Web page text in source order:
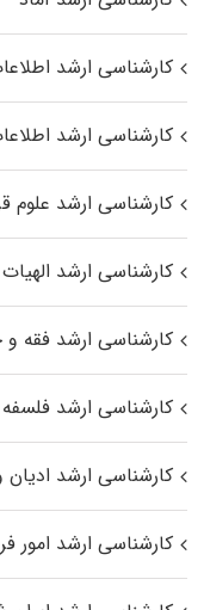
کارشناسی ارشد
کارشناسی ارشد
کارشناسی ارشد علوم
کارشناسی ارشد
کارشناسی ارشد فقه
کارشناسی ارشد
کارشناسی ارشد
کارشناسی ارشد امور